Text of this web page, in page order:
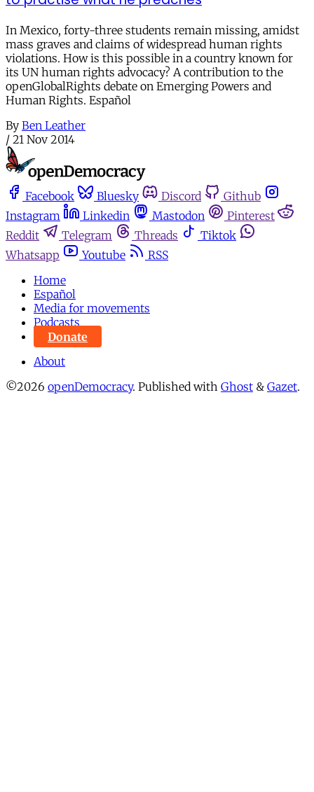
In Mexico, forty-three students remain missing, amidst
mass graves and claims of widespread human rights
violations. How is this possible in a country known for
its UN human rights advocacy? A contribution to the
openGlobalRights debate on Emerging Powers and
Human Rights. Español
By Ben Leather
/ 21 Nov 2014
Facebook Bluesky Discord
Github
Instagram
Linkedin Mastodon
Pinterest
Reddit
Telegram Threads
Tiktok
Whatsapp
Youtube
RSS
Home
Español
Media for movements
Podcasts
Donate
About
©2026 openDemocracy. Published with Ghost & Gazet.